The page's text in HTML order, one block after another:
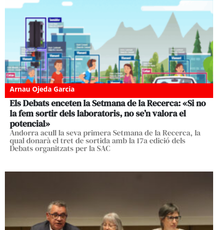
Arnau Ojeda Garcia
Els Debats enceten la Setmana de la Recerca: «Si no
la fem sortir dels laboratoris, no se’n valora el
potencial»
Andorra acull la seva primera Setmana de la Recerca, la
qual donarà el tret de sortida amb la 17a edició dels
Debats organitzats per la SAC